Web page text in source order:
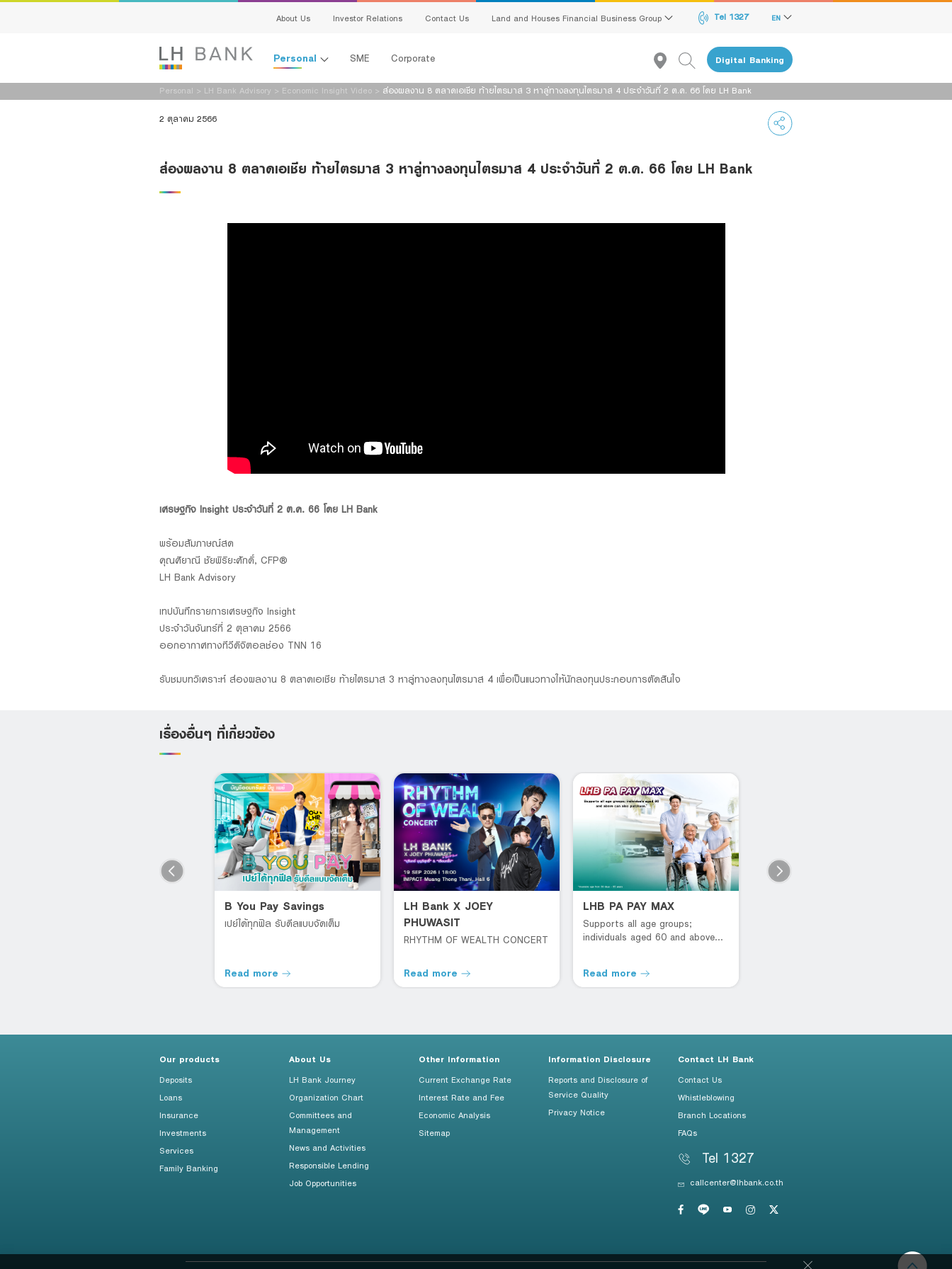
About Us Investor Relations Contact Us Land and Houses Financial Business Group Tel 1327 EN
Personal SME Corporate Digital Banking
Insurance
Personal > LH Bank Advisory > Economic Insight Video > ส่องผลงาน 8 ตลาดเอเชีย ท้ายไตรมาส 3 หาลู่ทางลงทุนไตรมาส 4 ประจำวันที่ 2 ต.ค. 66 โดย LH Bank
2 ตุลาคม 2566
ส่องผลงาน 8 ตลาดเอเชีย ท้ายไตรมาส 3 หาลู่ทางลงทุนไตรมาส 4 ประจำวันที่ 2 ต.ค. 66 โดย LH Bank
เศรษฐกิจ Insight ประจำวันที่ 2 ต.ค. 66 โดย LH Bank
พร้อมสัมภาษณ์สด
คุณศิยาณี ชัยพิริยะศักดิ์, CFP®
LH Bank Advisory
เทปบันทึกรายการเศรษฐกิจ Insight
ประจำวันจันทร์ที่ 2 ตุลาคม 2566
ออกอากาศทางทีวีดิจิตอลช่อง TNN 16
รับชมบทวิเคราะห์ ส่องผลงาน 8 ตลาดเอเชีย ท้ายไตรมาส 3 หาลู่ทางลงทุนไตรมาส 4 เพื่อเป็นแนวทางให้นักลงทุนประกอบการตัดสินใจ
เรื่องอื่นๆ ที่เกี่ยวข้อง
B You Pay Savings
เปย์ได้ทุกฟิล รับดีลแบบจัดเต็ม
Read more
LH Bank X JOEY
PHUWASIT
RHYTHM OF WEALTH CONCERT
Read more
LHB PA PAY MAX
Supports all age groups;
individuals aged 60 and above
Read more
Our products
Deposits
Loans
Insurance
Investments
Services
Family Banking
About Us
LH Bank Journey
Organization Chart
Committees and
Management
News and Activities
Responsible Lending
Job Opportunities
Other Information
Current Exchange Rate
Interest Rate and Fee
Economic Analysis
Sitemap
Information Disclosure
Reports and Disclosure of
Service Quality
Privacy Notice
Contact LH Bank
Contact Us
Whistleblowing
Branch Locations
FAQs
Tel 1327
callcenter@lhbank.co.th